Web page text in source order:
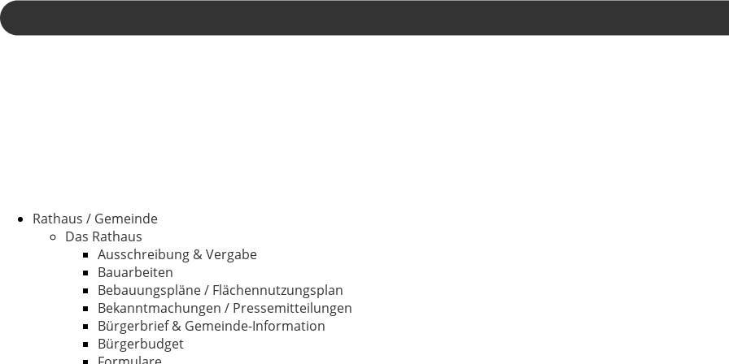
Rathaus / Gemeinde
Das Rathaus
Ausschreibung & Vergabe
Bauarbeiten
Bebauungspläne / Flächennutzungsplan
Bekanntmachungen / Pressemitteilungen
Bürgerbrief & Gemeinde-Information
Bürgerbudget